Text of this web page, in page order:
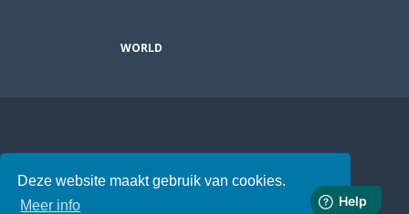
Deze website maakt gebruik van cookies.
Meer info
WORLD